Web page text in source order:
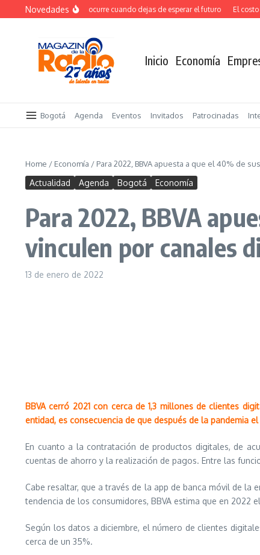
Saltar al contenido
Novedades
El verdadero salto ocurre cuando dejas de esperar el futuro El costo
Inicio Economía
Bogotá Agenda Eventos Invitados Patrocinadas
Home / Economía / Para 2022, BBVA apuesta a que el 40% de
Actualidad Agenda Bogotá Economía
Para 2022, BBVA
vinculen por canales
13 de enero de 2022
BBVA cerró 2021 con cerca de 1,3 millones de clientes
entidad, es consecuencia de que después de la pandemia
En cuanto a la contratación de productos digitales, de
cuentas de ahorro y la realización de pagos. Entre las
Cabe resaltar, que a través de la app de banca móvil de
tendencia de los consumidores, BBVA estima que en
Según los datos a diciembre, el número de clientes
cerca de un 35%.